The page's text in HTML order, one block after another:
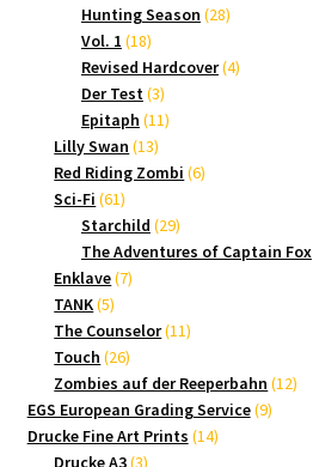
Produkte
Hunting Season 2828
Vol. 1 1818
Produkte
Revised Hardcover 44
Der Test 33
Produkte
Epitaph 1111
Lilly Swan 1313
Produkte
Red Riding Zombi 66
Sci-Fi 6161
Produkte
Starchild 2929
Produkte
The Adventures of Captain Fox
Enklave 77
TANK 55
Produkte
The Counselor 1111
Touch 2626
Produkte
Zombies auf der Reeperbahn 1212
EGS European Grading Service 99
Drucke Fine Art Prints 1414
Drucke A3 33